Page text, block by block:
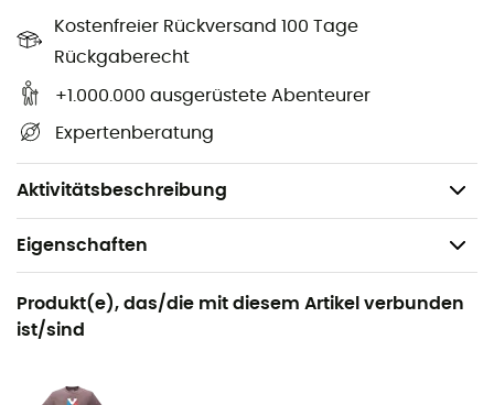
Kostenfreier Rückversand 100 Tage
Rückgaberecht
+1.000.000 ausgerüstete Abenteurer
Expertenberatung
Aktivitätsbeschreibung
Trilogy Alpine Kit Logo und MILLET Spezielle
DYNEEMA® KennzeichnungInnenetikett mit
Beschreibung Trilogy Alpine Kit und Materialien
Komprimierbare, thermoregulierende Daunenjacke
Inklusive Aufbewahrungsbeutel
Eigenschaften
Geeignet für
Bergsteigen
Herren
Produkt(e), das/die mit diesem Artikel verbunden
ist/sind